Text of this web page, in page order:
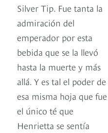
Silver Tip. Fue tanta la
admiración del
emperador por esta
bebida que se la llevó
hasta la muerte y más
allá. Y es tal el poder de
esa misma hoja que fue
el único té que
Henrietta se sentía